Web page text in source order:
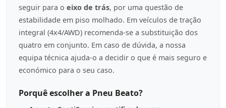
seguir para o eixo de trás, por uma questão de
estabilidade em piso molhado. Em veículos de tração
integral (4x4/AWD) recomenda-se a substituição dos
quatro em conjunto. Em caso de dúvida, a nossa
equipa técnica ajuda-o a decidir o que é mais seguro e
económico para o seu caso.
Porquê escolher a Pneu Beato?